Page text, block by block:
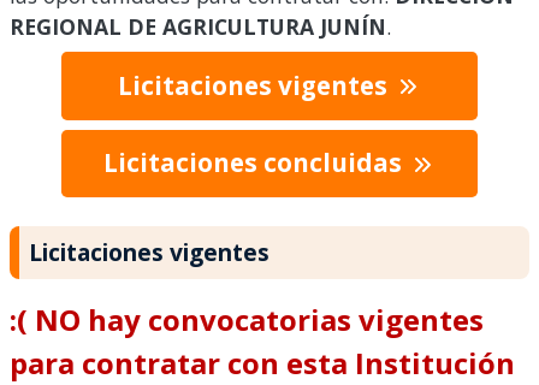
REGIONAL DE AGRICULTURA JUNÍN.
Licitaciones vigentes
Licitaciones concluidas
Licitaciones vigentes
:( NO hay convocatorias vigentes
para contratar con esta Institución